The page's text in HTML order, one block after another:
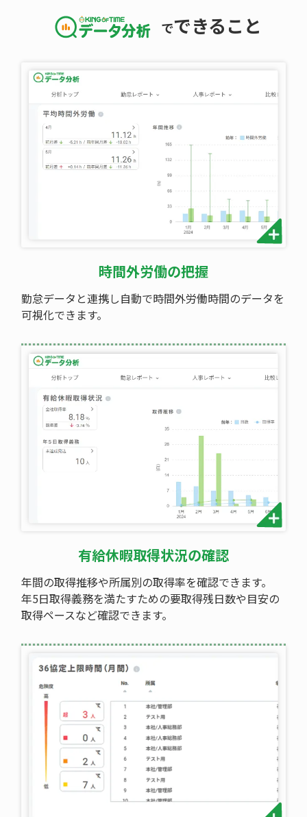
でできること
時間外労働の把握
勤怠データと連携し自動で時間外労働時間のデータを
可視化できます。
有給休暇取得状況の確認
年間の取得推移や所属別の取得率を確認できます。
年5日取得義務を満たすための要取得残日数や目安の
取得ペースなど確認できます。